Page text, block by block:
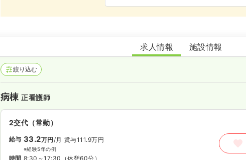
名古屋記念病院
求人情報 施設情報
絞り込む
病棟正看護師
2交代（常勤）
給与 33.2万円/月 賞与111.9万円
※経験5年の例
時間 8:30～17:30 （休憩60分）